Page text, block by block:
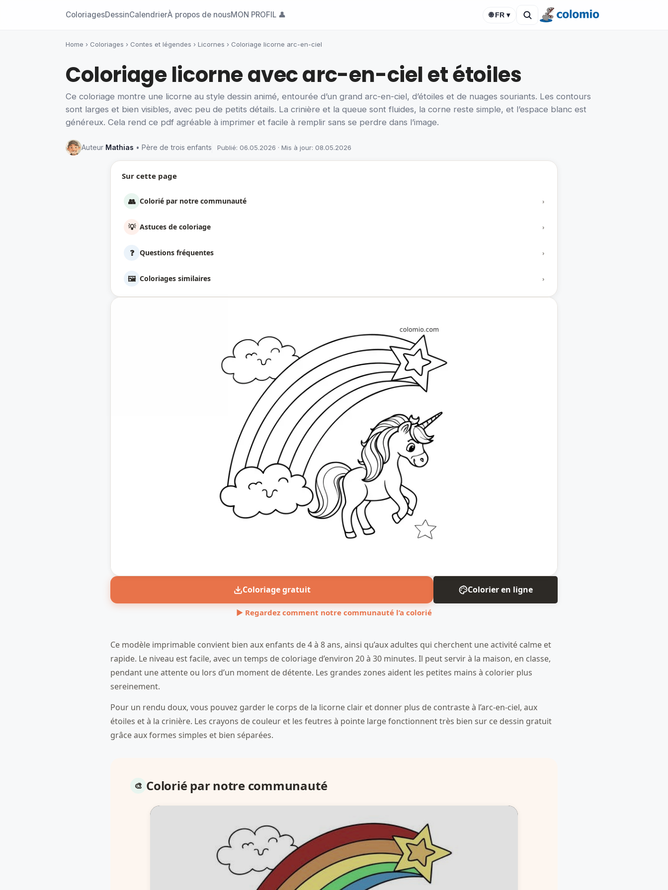
ColoriagesDessinCalendrierÀ propos de nousMON PROFIL 👤 🌐 FR ▾
Home › Coloriages › Contes et légendes › Licornes › Coloriage licorne arc-en-ciel
Coloriage licorne avec arc-en-ciel et étoiles
Ce coloriage montre une licorne au style dessin animé, entourée d’un grand arc-en-ciel, d’étoiles et de nuages souriants. Les contours
sont larges et bien visibles, avec peu de petits détails. La crinière et la queue sont fluides, la corne reste simple, et l’espace blanc est
généreux. Cela rend ce pdf agréable à imprimer et facile à remplir sans se perdre dans l’image.
Auteur Mathias • Père de trois enfants Publié: 06.05.2026 · Mis à jour: 08.05.2026
Sur cette page
👥 Colorié par notre communauté ›
💡 Astuces de coloriage ›
❓ Questions fréquentes ›
🖼️ Coloriages similaires ›
Coloriage gratuit Colorier en ligne
▶ Regardez comment notre communauté l’a colorié
Ce modèle imprimable convient bien aux enfants de 4 à 8 ans, ainsi qu’aux adultes qui cherchent une activité calme et
rapide. Le niveau est facile, avec un temps de coloriage d’environ 20 à 30 minutes. Il peut servir à la maison, en classe,
pendant une attente ou lors d’un moment de détente. Les grandes zones aident les petites mains à colorier plus
sereinement.
Pour un rendu doux, vous pouvez garder le corps de la licorne clair et donner plus de contraste à l’arc-en-ciel, aux
étoiles et à la crinière. Les crayons de couleur et les feutres à pointe large fonctionnent très bien sur ce dessin gratuit
grâce aux formes simples et bien séparées.
Colorié par notre communauté